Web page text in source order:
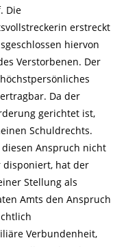
Die
erstreckt
hiervon
Verstorbenen. Der
Da der
gerichtet ist,
Schuldrechts.
Anspruch nicht
hat der
Stellung als
Amts den Anspruch
Verbundenheit,